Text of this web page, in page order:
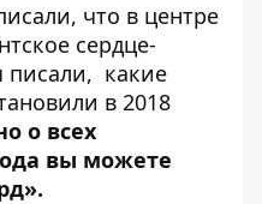
что в центре
сердце-
какие
в 2018
о всех
вы можете
.